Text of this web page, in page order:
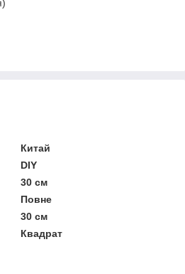
Китай
DIY
30 см
Повне
30 см
Квадрат